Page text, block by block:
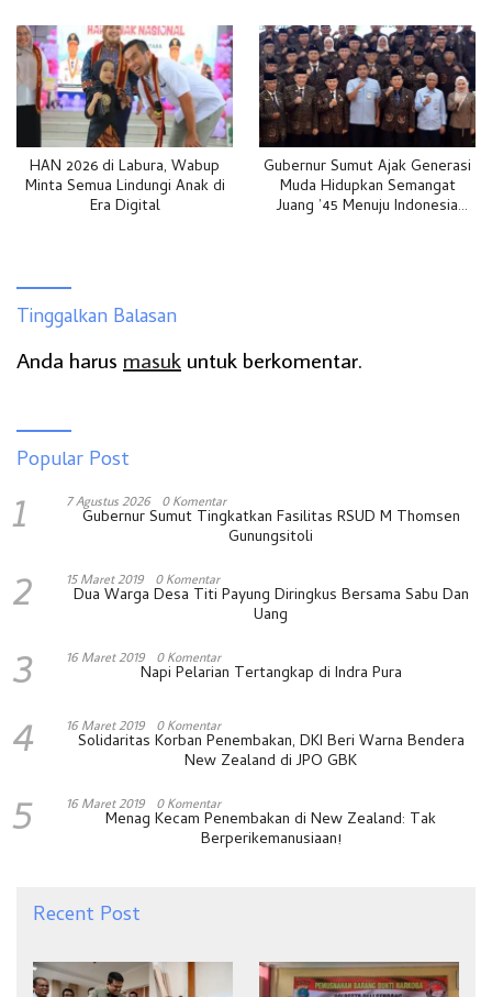
HAN 2026 di Labura, Wabup
Minta Semua Lindungi Anak di
Era Digital
Gubernur Sumut Ajak Generasi
Muda Hidupkan Semangat
Juang ’45 Menuju Indonesia
Tinggalkan Balasan
Anda harus masuk untuk berkomentar.
Popular Post
1 7 Agustus 2026 0 Komentar
Gubernur Sumut Tingkatkan Fasilitas RSUD M Thomsen
Gunungsitoli
2 15 Maret 2019 0 Komentar
Dua Warga Desa Titi Payung Diringkus Bersama Sabu Dan
Uang
3 16 Maret 2019 0 Komentar
Napi Pelarian Tertangkap di Indra Pura
4 16 Maret 2019 0 Komentar
Solidaritas Korban Penembakan, DKI Beri Warna Bendera
New Zealand di JPO GBK
5 16 Maret 2019 0 Komentar
Menag Kecam Penembakan di New Zealand: Tak
Berperikemanusiaan!
Recent Post